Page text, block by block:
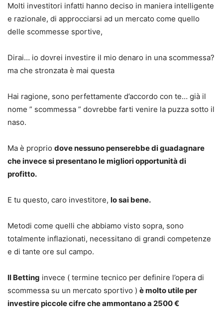
Molti investitori infatti hanno deciso in maniera intelligente
e razionale, di approcciarsi ad un mercato come quello
delle scommesse sportive,
Dirai… io dovrei investire il mio denaro in una scommessa?
ma che stronzata è mai questa
Hai ragione, sono perfettamente d’accordo con te… già il
nome ” scommessa ” dovrebbe farti venire la puzza sotto il
naso.
Ma è proprio dove nessuno penserebbe di guadagnare
che invece si presentano le migliori opportunità di
profitto.
E tu questo, caro investitore, lo sai bene.
Metodi come quelli che abbiamo visto sopra, sono
totalmente inflazionati, necessitano di grandi competenze
e di tante ore sul campo.
Il Betting invece ( termine tecnico per definire l’opera di
scommessa su un mercato sportivo ) è molto utile per
investire piccole cifre che ammontano a 2500 €